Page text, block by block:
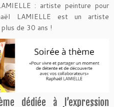
: artiste peinture pour
LAMIELLE est un artiste
de 30 ans !
dédiée à l’expression